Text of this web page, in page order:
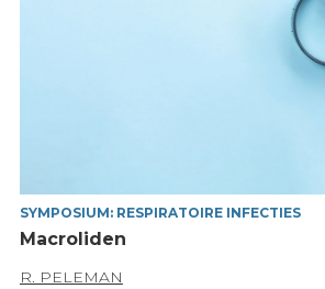
SYMPOSIUM: RESPIRATOIRE INFECTIES
Macroliden
R. PELEMAN